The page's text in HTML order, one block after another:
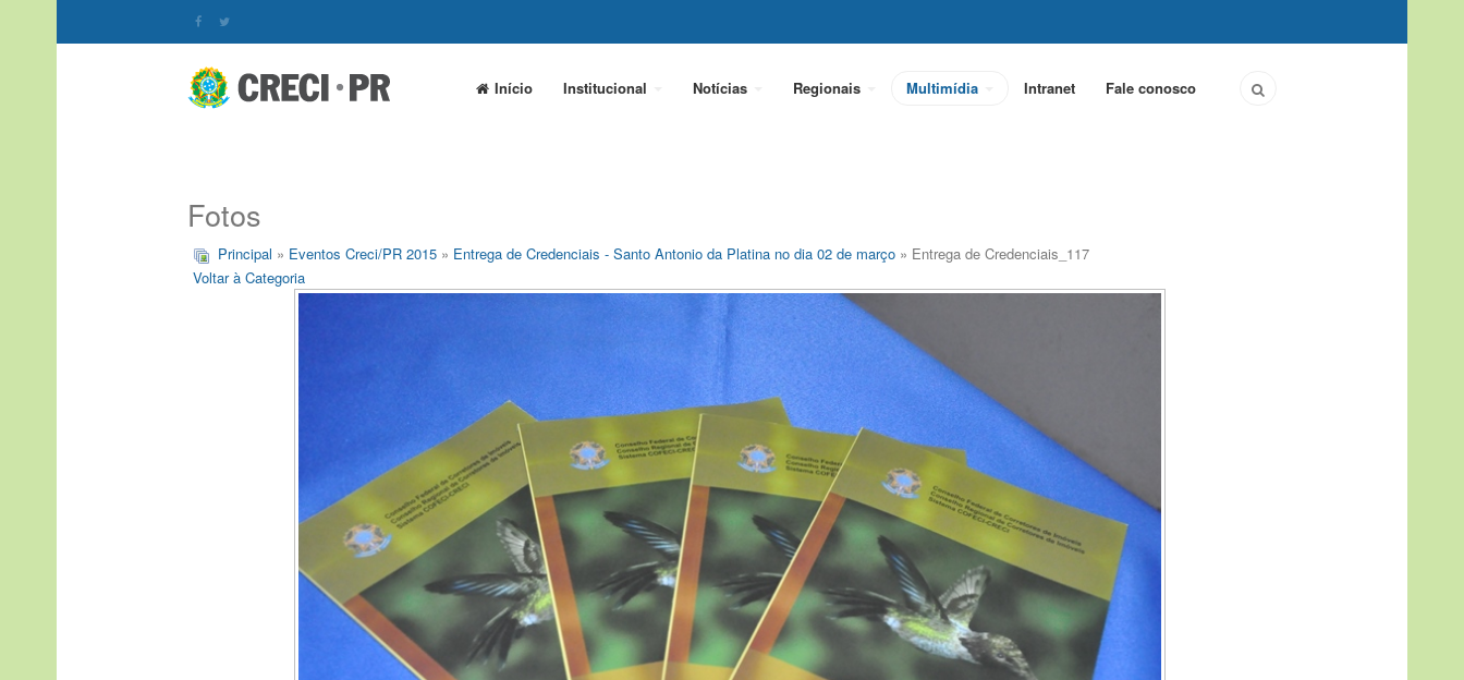
Início Institucional Notícias Regionais Multimídia Intranet Fale conosco
Fotos
Principal » Eventos Creci/PR 2015 » Entrega de Credenciais - Santo Antonio da Platina no dia 02 de março » Entrega de Credenciais_117
Voltar à Categoria